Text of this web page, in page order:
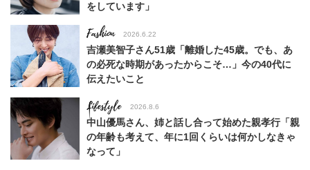
をしています」
Fashion 2026.6.22
吉瀬美智子さん51歳「離婚した45歳。でも、あ
の必死な時期があったからこそ…」今の40代に
伝えたいこと
Lifestyle 2026.8.6
中山優馬さん、姉と話し合って始めた親孝行「親
の年齢も考えて、年に1回くらいは何かしなきゃ
なって」